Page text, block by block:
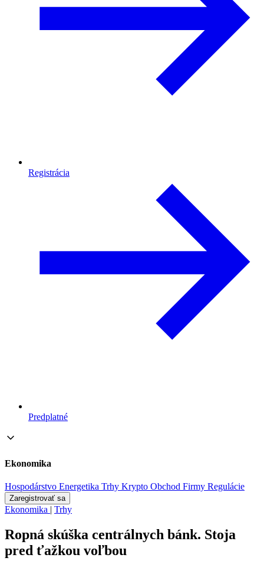
Registrácia
Predplatné
Ekonomika
Hospodárstvo Energetika Trhy Krypto Obchod Firmy Regulácie
Zaregistrovať sa
Ekonomika | Trhy
Ropná skúška centrálnych bánk. Stoja
pred ťažkou voľbou